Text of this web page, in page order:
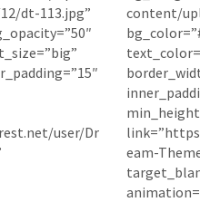
dt-113.jpg”
user/Dr
content/
eam-